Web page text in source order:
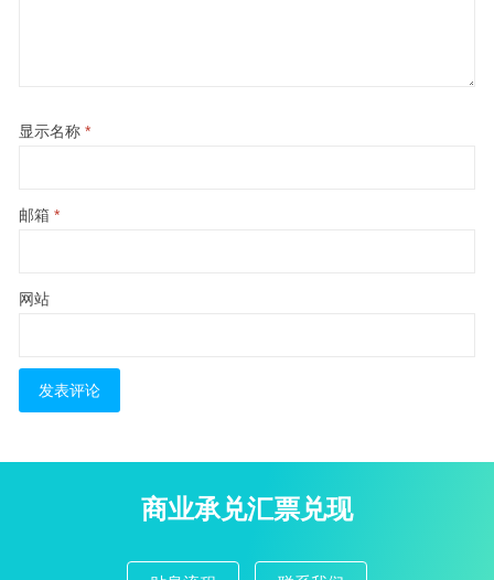
显示名称 *
邮箱 *
网站
商业承兑汇票兑现